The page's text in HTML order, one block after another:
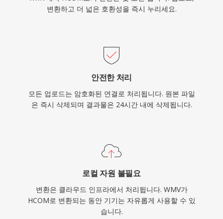
변환하고 더 넓은 호환성을 즉시 누리세요.
안전한 처리
모든 업로드는 암호화된 연결로 처리됩니다. 원본 파일
은 즉시 삭제되며 결과물은 24시간 내에 삭제됩니다.
로컬 자원 불필요
변환은 클라우드 인프라에서 처리됩니다. WMV가
HCOM로 변환되는 동안 기기는 자유롭게 사용할 수 있
습니다.